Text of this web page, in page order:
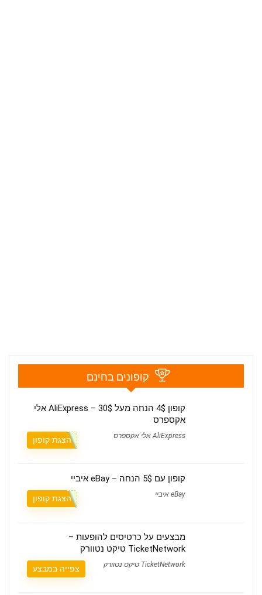
קופונים בחינם
קופון 4$ הנחה מעל 30$ – AliExpress אלי
אקספרס
AliExpress אלי אקספרס הצגת קופון
קופון עם 5$ הנחה – eBay איביי
eBay איביי הצגת קופון
מבצעים על כרטיסים להופעות –
TicketNetwork טיקט נטוורק
TicketNetwork טיקט נטוורק צפייה במבצע